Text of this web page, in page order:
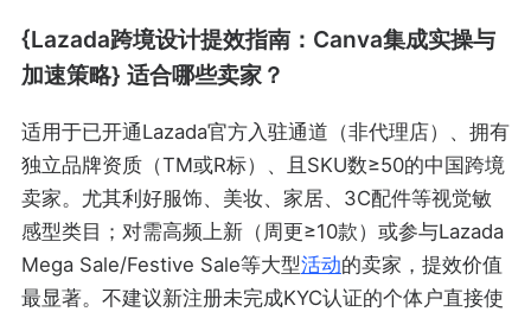
{Lazada跨境设计提效指南：Canva集成实操与
加速策略} 适合哪些卖家？
适用于已开通Lazada官方入驻通道（非代理店）、拥有
独立品牌资质（TM或R标）、且SKU数≥50的中国跨境
卖家。尤其利好服饰、美妆、家居、3C配件等视觉敏
感型类目；对需高频上新（周更≥10款）或参与Lazada
Mega Sale/Festive Sale等大型活动的卖家，提效价值
最显著。不建议新注册未完成KYC认证的个体户直接使